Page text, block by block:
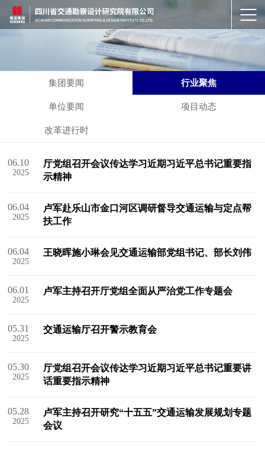
集团要闻 行业聚焦
单位要闻 项目动态
改革进行时
06.10
2025
厅党组召开会议传达学习近期习近平总书记重要指
示精神
06.04
2025
卢军赴乐山市金口河区调研督导交通运输与定点帮
扶工作
06.04
2025
王晓晖施小琳会见交通运输部党组书记、部长刘伟
06.01
2025
卢军主持召开厅党组全面从严治党工作专题会
05.31
2025
交通运输厅召开警示教育会
05.30
2025
厅党组召开会议传达学习近期习近平总书记重要讲
话重要指示精神
05.28
2025
卢军主持召开研究“十五五”交通运输发展规划专题
会议